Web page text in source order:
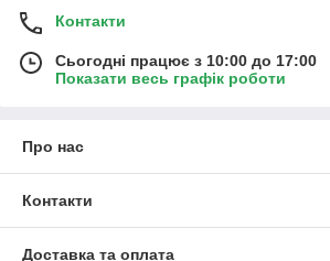
Контакти
Сьогодні працює з 10:00 до 17:00
Показати весь графік роботи
Про нас
Контакти
Доставка та оплата